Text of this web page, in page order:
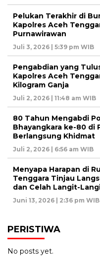
Pelukan Terakhir di
Kapolres Aceh
Purnawirawan
Juli 3, 2026 | 5:39 pm WIB
Pengabdian yang
Kapolres Aceh
Kilogram Ganja
Juli 2, 2026 | 11:48 am WIB
80 Tahun Mengabdi
Bhayangkara ke-80 di
Berlangsung Khidmat
Juli 2, 2026 | 6:56 am WIB
Menyapa Harapan di
Tenggara Tinjau
dan Celah Langit-
Juni 13, 2026 | 2:36 pm WIB
PERISTIWA
No posts yet.